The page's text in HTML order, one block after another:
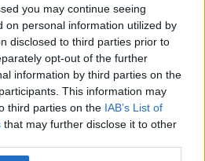
you may continue seeing
on personal information utilized by
disclosed to third parties prior to
opt-out of the further
information by third parties on the
This information may
third parties on the IAB’s List of
that may further disclose it to other
miliarde din SAFE